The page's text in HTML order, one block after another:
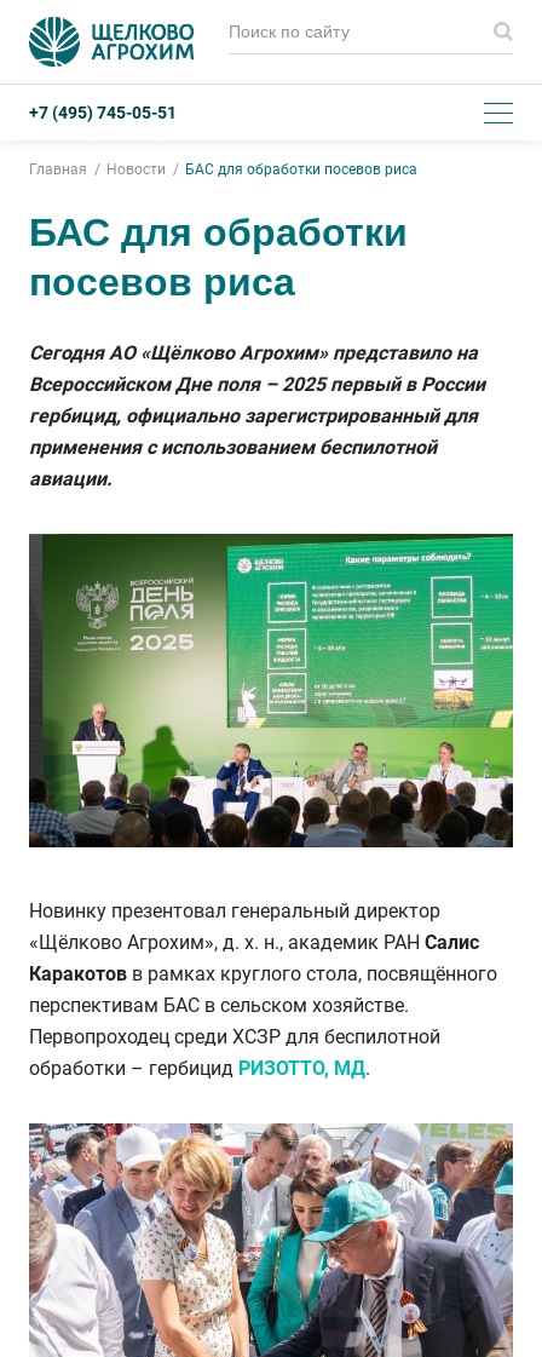
+7 (495) 745-05-51
Главная Новости БАС для обработки посевов риса
БАС для обработки
посевов риса
Сегодня АО «Щёлково Агрохим» представило на
Всероссийском Дне поля – 2025 первый в России
гербицид, официально зарегистрированный для
применения с использованием беспилотной
авиации.
Новинку презентовал генеральный директор
«Щёлково Агрохим», д. х. н., академик РАН Салис
Каракотов в рамках круглого стола, посвящённого
перспективам БАС в сельском хозяйстве.
Первопроходец среди ХСЗР для беспилотной
обработки – гербицид РИЗОТТО, МД.